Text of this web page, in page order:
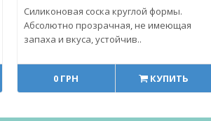
Силиконовая соска круглой формы.
Абсолютно прозрачная, не имеющая
запаха и вкуса, устойчив..
0 ГРН КУПИТЬ